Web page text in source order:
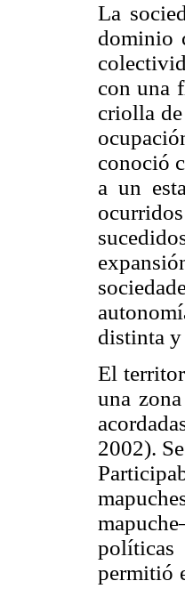
La
dominio
con una
criolla
conoció
a un
distinta
El
una
2002).
permitió